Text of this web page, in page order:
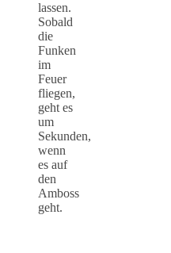
lassen.
Sobald
die
Funken
im
Feuer
fliegen,
geht es
um
Sekunden,
wenn
es auf
den
Amboss
geht.